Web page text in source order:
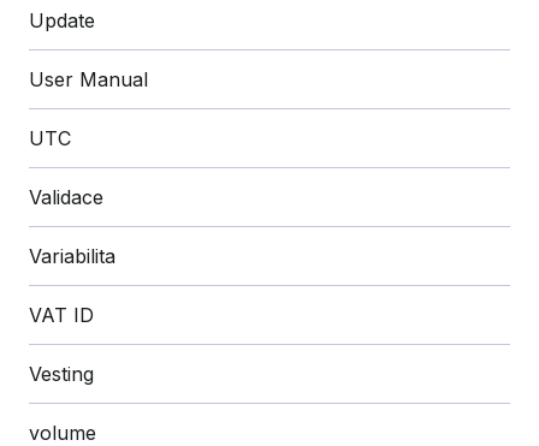
Update
User Manual
UTC
Validace
Variabilita
VAT ID
Vesting
volume